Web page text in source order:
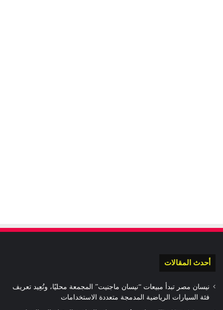
أحدث المقالات
نيسان مصر تبدأ مبيعات “نيسان ماجنيت” المجمعة محليًا، وتُعِيد تعريف
فئة السيارات الرياضية المدمجة متعددة الاستخدامات